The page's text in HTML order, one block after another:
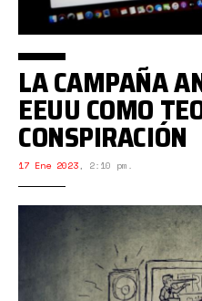
LA CAMPAÑA
EEUU COMO
CONSPIRACIÓN
17 Ene 2023, 2:10 pm.